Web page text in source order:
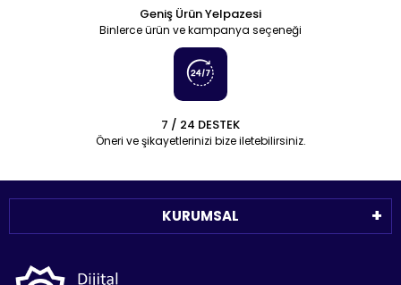
Geniş Ürün Yelpazesi
Binlerce ürün ve kampanya seçeneği
7 / 24 DESTEK
Öneri ve şikayetlerinizi bize iletebilirsiniz.
KURUMSAL